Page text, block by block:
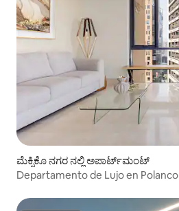
ಮೆಕ್ಸಿಕೊ ನಗರ ನಲ್ಲಿ ಅಪಾರ್ಟ್‌ಮಂಟ್
Departamento de Lujo en Polanco